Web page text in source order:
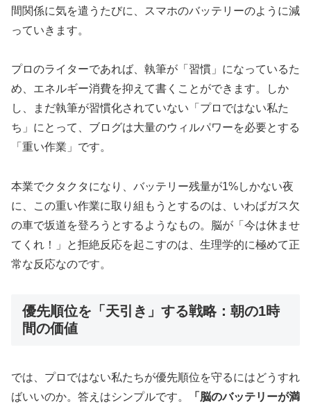
間関係に気を遣うたびに、スマホのバッテリーのように減
っていきます。
プロのライターであれば、執筆が「習慣」になっているた
め、エネルギー消費を抑えて書くことができます。しか
し、まだ執筆が習慣化されていない「プロではない私た
ち」にとって、ブログは大量のウィルパワーを必要とする
「重い作業」です。
本業でクタクタになり、バッテリー残量が1%しかない夜
に、この重い作業に取り組もうとするのは、いわばガス欠
の車で坂道を登ろうとするようなもの。脳が「今は休ませ
てくれ！」と拒絶反応を起こすのは、生理学的に極めて正
常な反応なのです。
優先順位を「天引き」する戦略：朝の1時
間の価値
では、プロではない私たちが優先順位を守るにはどうすれ
ばいいのか。答えはシンプルです。
「脳のバッテリーが満